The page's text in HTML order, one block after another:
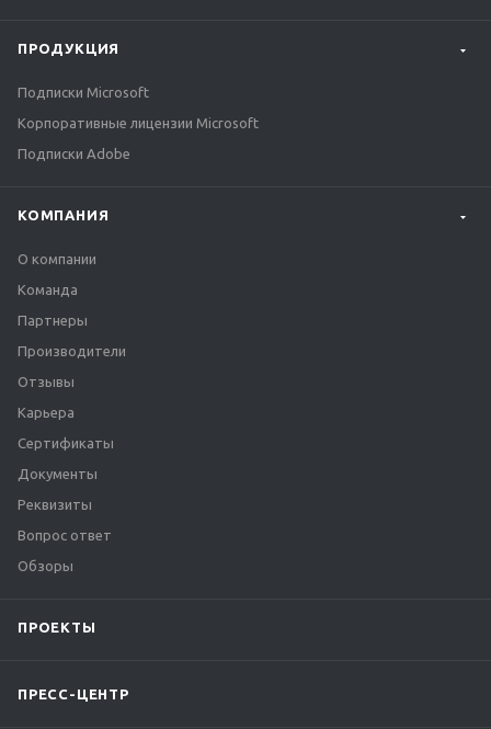
ПРОДУКЦИЯ
Подписки Microsoft
Корпоративные лицензии Microsoft
Подписки Adobe
КОМПАНИЯ
О компании
Команда
Партнеры
Производители
Отзывы
Карьера
Сертификаты
Документы
Реквизиты
Вопрос ответ
Обзоры
ПРОЕКТЫ
ПРЕСС-ЦЕНТР